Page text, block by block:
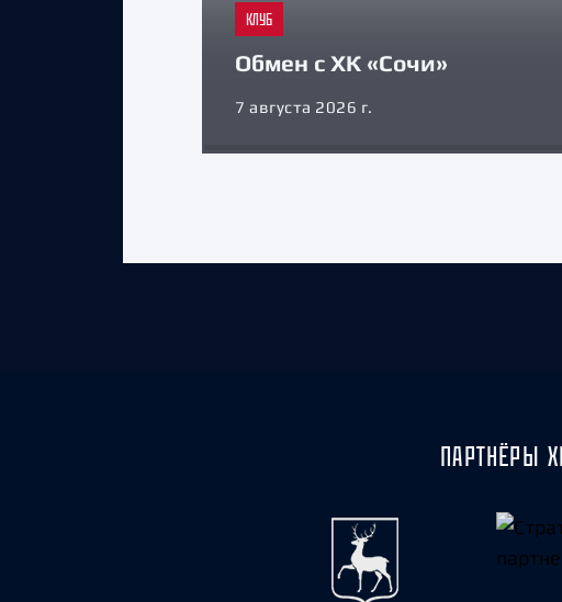
КЛУБ
Обмен с ХК «Сочи»
7 августа 2026 г.
ПАРТНЁРЫ